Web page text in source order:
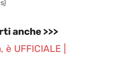
anche >>>
UFFICIALE |